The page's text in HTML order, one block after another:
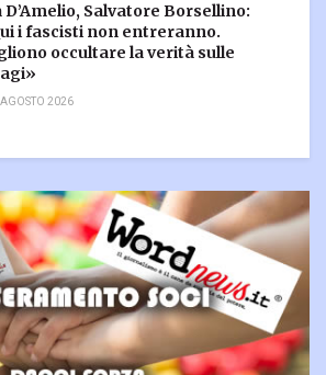
D’Amelio, Salvatore Borsellino:
i fascisti non entreranno.
occultare la verità sulle
2026